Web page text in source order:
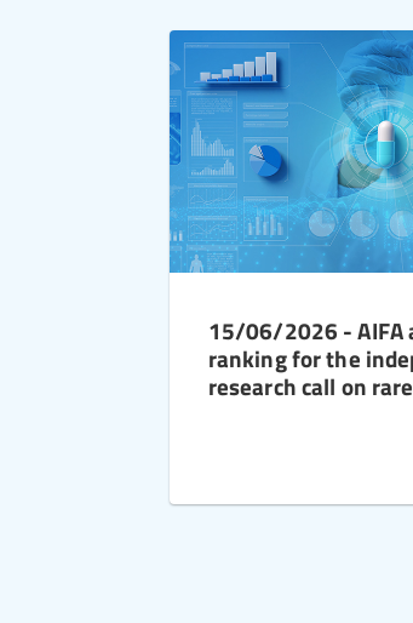
15/06/2026 - AIFA
ranking for the
research call on